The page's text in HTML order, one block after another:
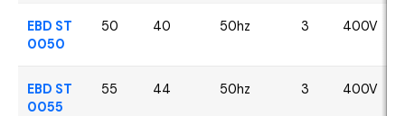
EBD ST
0050
50 40 50hz 3 400V
EBD ST
0055
55 44 50hz 3 400V